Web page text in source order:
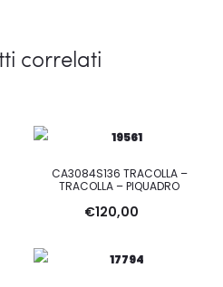
correlati
CA3084S136 TRACOLLA –
TRACOLLA – PIQUADRO
€120,00